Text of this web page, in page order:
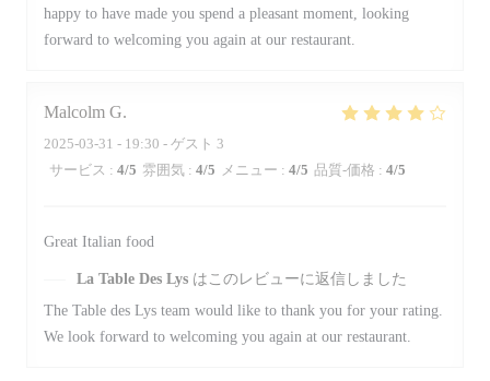
happy to have made you spend a pleasant moment, looking
forward to welcoming you again at our restaurant.
Malcolm G
2025-03-31 - 19:30 - ゲスト 3
サービス : 4/5 雰囲気 : 4/5 メニュー : 4/5 品質-価格 : 4/5
Great Italian food
La Table Des Lys はこのレビューに返信しました
The Table des Lys team would like to thank you for your rating.
We look forward to welcoming you again at our restaurant.